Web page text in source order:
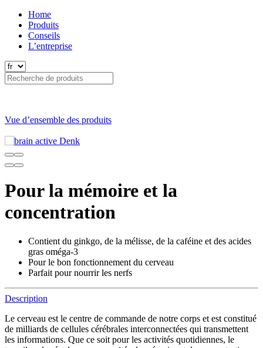
Home
Produits
Conseils
L’entreprise
Vue d’ensemble des produits
Pour la mémoire et la
concentration
Contient du ginkgo, de la mélisse, de la caféine et des acides
gras oméga-3
Pour le bon fonctionnement du cerveau
Parfait pour nourrir les nerfs
Description
Le cerveau est le centre de commande de notre corps et est constitué
de milliards de cellules cérébrales interconnectées qui transmettent
les informations. Que ce soit pour les activités quotidiennes, le